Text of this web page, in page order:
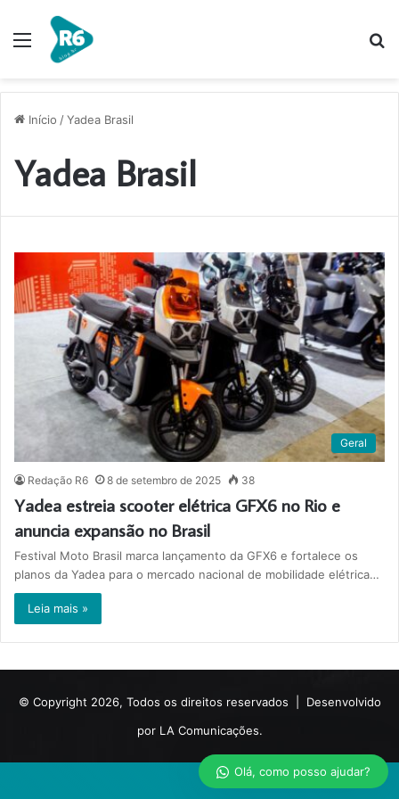
Menu
Início /Yadea Brasil
Yadea Brasil
Geral
Redação R6 8 de setembro de 2025 38
Yadea estreia scooter elétrica GFX6 no Rio e
anuncia expansão no Brasil
Festival Moto Brasil marca lançamento da GFX6 e fortalece os
planos da Yadea para o mercado nacional de mobilidade elétrica…
Leia mais »
© Copyright 2026, Todos os direitos reservados | Desenvolvido
por LA Comunicações.
Olá, como posso ajudar?